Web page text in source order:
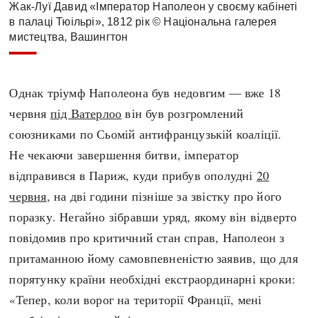
Жак-Луї Давид «Імператор Наполеон у своєму кабінеті
в палаці Тюільрі», 1812 рік © Національна галерея
мистецтва, Вашингтон
Однак тріумф Наполеона був недовгим — вже 18
червня під Ватерлоо він був розгромлений
союзниками по Сьомій антифранцузькій коаліції.
Не чекаючи завершення битви, імператор
відправився в Париж, куди прибув ополудні 20
червня, на дві години пізніше за звістку про його
поразку. Негайно зібравши уряд, якому він відверто
повідомив про критичний стан справ, Наполеон з
притаманною йому самовпевненістю заявив, що для
порятунку країни необхідні екстраординарні кроки:
«Тепер, коли ворог на території Франції, мені